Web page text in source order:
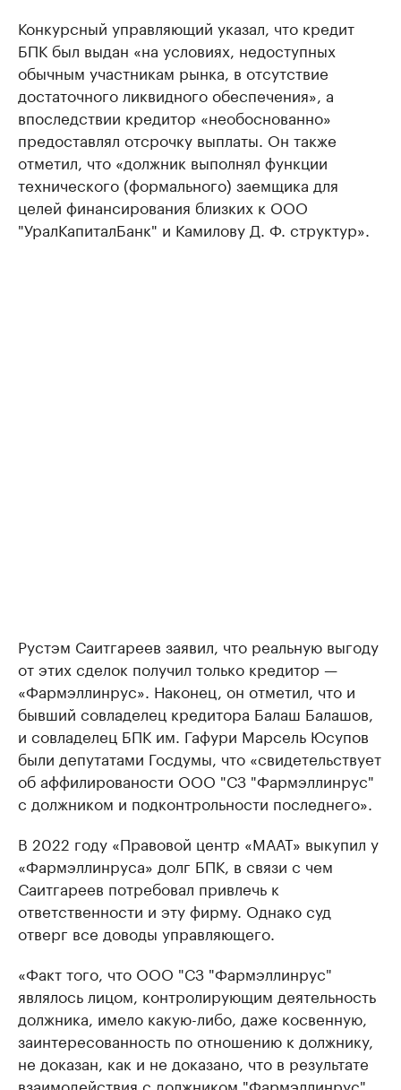
Конкурсный управляющий указал, что кредит
БПК был выдан «на условиях, недоступных
обычным участникам рынка, в отсутствие
достаточного ликвидного обеспечения», а
впоследствии кредитор «необоснованно»
предоставлял отсрочку выплаты. Он также
отметил, что «должник выполнял функции
технического (формального) заемщика для
целей финансирования близких к ООО
"УралКапиталБанк" и Камилову Д. Ф. структур».
Рустэм Саитгареев заявил, что реальную выгоду
от этих сделок получил только кредитор —
«Фармэллинрус». Наконец, он отметил, что и
бывший совладелец кредитора Балаш Балашов,
и совладелец БПК им. Гафури Марсель Юсупов
были депутатами Госдумы, что «свидетельствует
об аффилированости ООО "СЗ "Фармэллинрус"
с должником и подконтрольности последнего».
В 2022 году «Правовой центр «МААТ» выкупил у
«Фармэллинруса» долг БПК, в связи с чем
Саитгареев потребовал привлечь к
ответственности и эту фирму. Однако суд
отверг все доводы управляющего.
«Факт того, что ООО "СЗ "Фармэллинрус"
являлось лицом, контролирующим деятельность
должника, имело какую-либо, даже косвенную,
заинтересованность по отношению к должнику,
не доказан, как и не доказано, что в результате
взаимодействия с должником "Фармэллинрус"